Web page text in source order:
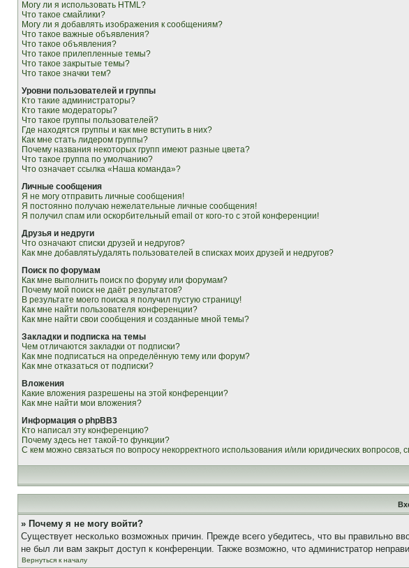
Могу ли я использовать HTML?
Что такое смайлики?
Могу ли я добавлять изображения к сообщениям?
Что такое важные объявления?
Что такое объявления?
Что такое прилепленные темы?
Что такое закрытые темы?
Что такое значки тем?
Уровни пользователей и группы
Кто такие администраторы?
Кто такие модераторы?
Что такое группы пользователей?
Где находятся группы и как мне вступить в них?
Как мне стать лидером группы?
Почему названия некоторых групп имеют разные цвета?
Что такое группа по умолчанию?
Что означает ссылка «Наша команда»?
Личные сообщения
Я не могу отправить личные сообщения!
Я постоянно получаю нежелательные личные сообщения!
Я получил спам или оскорбительный email от кого-то с этой конференции!
Друзья и недруги
Что означают списки друзей и недругов?
Как мне добавлять/удалять пользователей в списках моих друзей и недругов?
Поиск по форумам
Как мне выполнить поиск по форуму или форумам?
Почему мой поиск не даёт результатов?
В результате моего поиска я получил пустую страницу!
Как мне найти пользователя конференции?
Как мне найти свои сообщения и созданные мной темы?
Закладки и подписка на темы
Чем отличаются закладки от подписки?
Как мне подписаться на определённую тему или форум?
Как мне отказаться от подписки?
Вложения
Какие вложения разрешены на этой конференции?
Как мне найти мои вложения?
Информация о phpBB3
Кто написал эту конференцию?
Почему здесь нет такой-то функции?
С кем можно связаться по вопросу некорректного использования и/или юридических вопросов,
» Почему я не могу войти?
Существует несколько возможных причин. Прежде всего убедитесь, что вы правильно
не был ли вам закрыт доступ к конференции. Также возможно, что администратор
Вернуться к началу